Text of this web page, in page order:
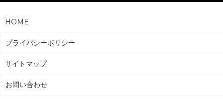
HOME
プライバシーポリシー
サイトマップ
お問い合わせ